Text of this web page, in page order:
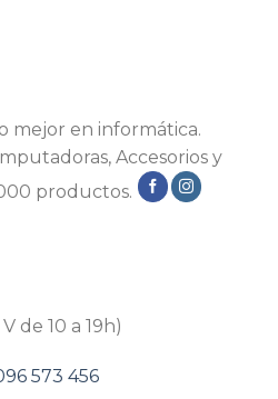
mejor en informática.
Accesorios y
productos.
de 10 a 19h)
573 456